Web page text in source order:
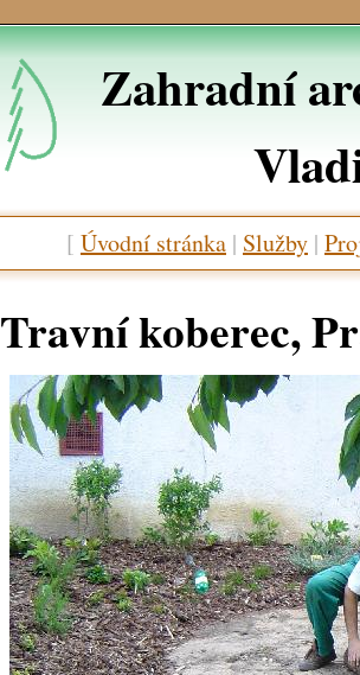
Zahradní
[ Úvodní stránka | Služby |
Travní koberec,